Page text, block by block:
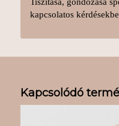
Tiszítása, gondozása
kapcsolatos
Kapcsolódó